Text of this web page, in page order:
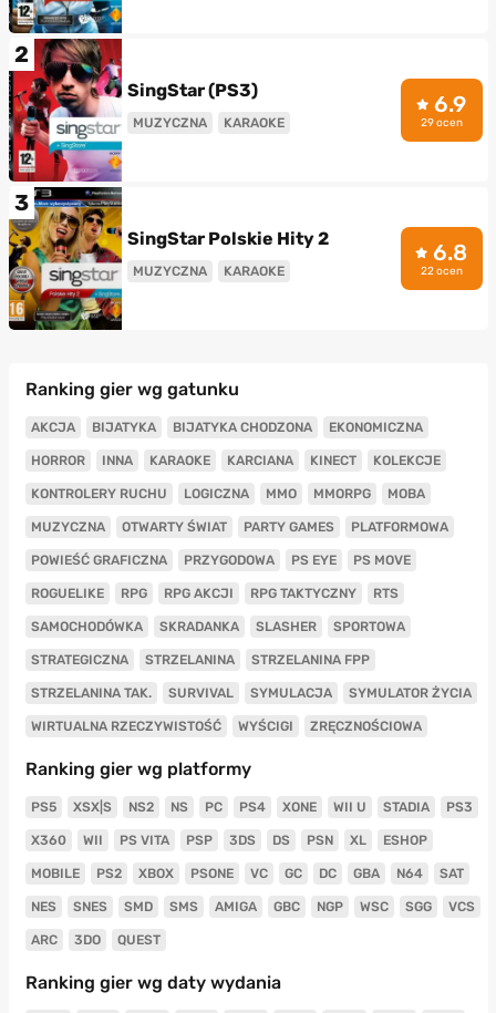
2
SingStar (PS3)
MUZYCZNA KARAOKE
6.9
29 ocen
3
SingStar Polskie Hity 2
MUZYCZNA KARAOKE
6.8
22 ocen
Ranking gier wg gatunku
AKCJA BIJATYKA BIJATYKA CHODZONA EKONOMICZNA
HORROR INNA KARAOKE KARCIANA KINECT KOLEKCJE
KONTROLERY RUCHU LOGICZNA MMO MMORPG MOBA
MUZYCZNA OTWARTY ŚWIAT PARTY GAMES PLATFORMOWA
POWIEŚĆ GRAFICZNA PRZYGODOWA PS EYE PS MOVE
ROGUELIKE RPG RPG AKCJI RPG TAKTYCZNY RTS
SAMOCHODÓWKA SKRADANKA SLASHER SPORTOWA
STRATEGICZNA STRZELANINA STRZELANINA FPP
STRZELANINA TAK. SURVIVAL SYMULACJA SYMULATOR ŻYCIA
WIRTUALNA RZECZYWISTOŚĆ WYŚCIGI ZRĘCZNOŚCIOWA
Ranking gier wg platformy
PS5 XSX|S NS2 NS PC PS4 XONE WII U STADIA PS3
X360 WII PS VITA PSP 3DS DS PSN XL ESHOP
MOBILE PS2 XBOX PSONE VC GC DC GBA N64 SAT
NES SNES SMD SMS AMIGA GBC NGP WSC SGG VCS
ARC 3DO QUEST
Ranking gier wg daty wydania